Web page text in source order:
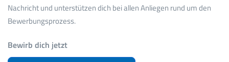
Nachricht und unterstützen dich bei allen Anliegen rund um den
Bewerbungsprozess.
Bewirb dich jetzt